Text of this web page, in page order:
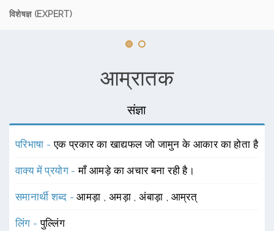
विशेषज्ञ (EXPERT)
आम्रातक
संज्ञा
परिभाषा -एक प्रकार का खाद्यफल जो जामुन के आकार का होता है
वाक्य में प्रयोग -माँ आमड़े का अचार बना रही है।
समानार्थी शब्द -आमड़ा , अमड़ा ,अंबाड़ा , आम्रत्
लिंग -पुल्लिंग